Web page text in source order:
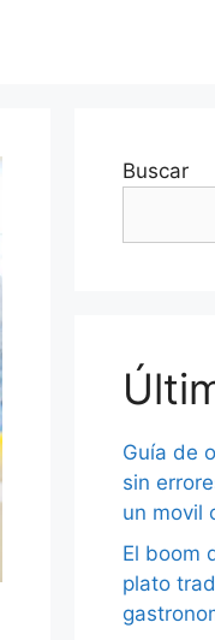
Buscar
Guía de
sin
un movil
El boom
plato